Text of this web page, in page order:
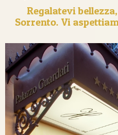
Regalatevi
Sorrento. Vi